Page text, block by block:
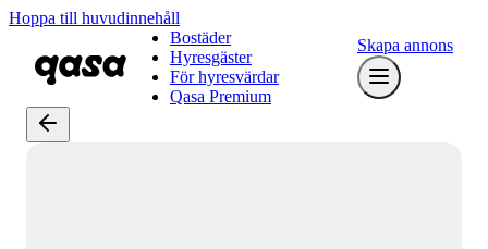
Hoppa till huvudinnehåll
Bostäder
Hyresgäster
För hyresvärdar
Qasa Premium
Skapa annons